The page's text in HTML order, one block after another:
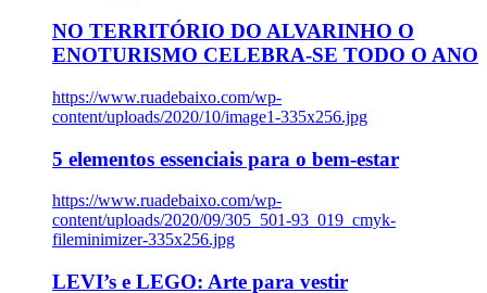
NO TERRITÓRIO DO ALVARINHO O
ENOTURISMO CELEBRA-SE TODO O ANO
https://www.ruadebaixo.com/wp-
content/uploads/2020/10/image1-335x256.jpg
5 elementos essenciais para o bem-estar
https://www.ruadebaixo.com/wp-
content/uploads/2020/09/305_501-93_019_cmyk-
fileminimizer-335x256.jpg
LEVI’s e LEGO: Arte para vestir